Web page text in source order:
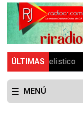
ÚLTIMAS
Evangelistico
MENÚ